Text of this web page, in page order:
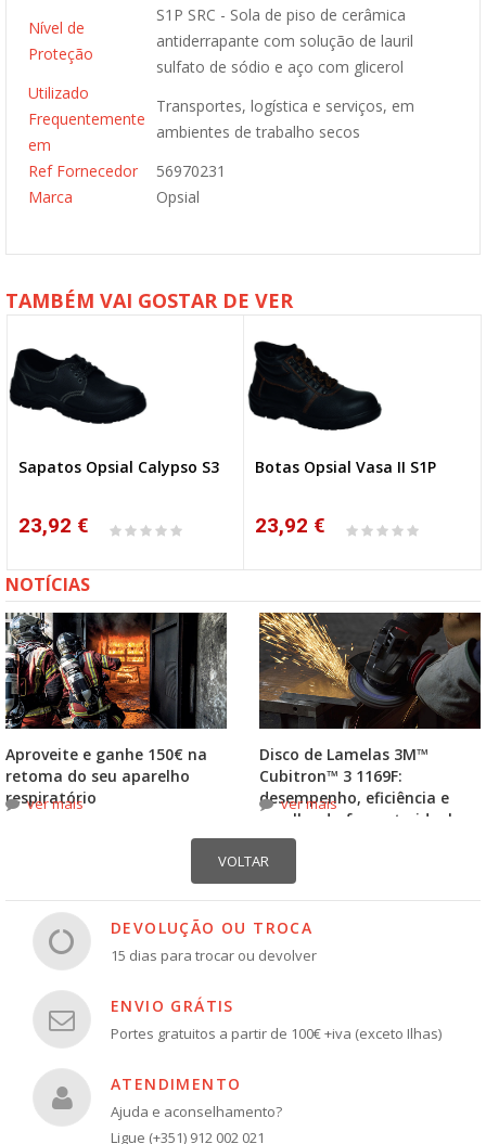
Nível de
Proteção
S1P SRC - Sola de piso de cerâmica
antiderrapante com solução de lauril
sulfato de sódio e aço com glicerol
Utilizado
Frequentemente
em
Transportes, logística e serviços, em
ambientes de trabalho secos
Ref Fornecedor
56970231
Marca
Opsial
TAMBÉM VAI GOSTAR DE VER
Sapatos Opsial Calypso S3
23,92 €
NOVO
Botas Opsial Vasa II S1P
23,92 €
NOTÍCIAS
Aproveite e ganhe 150€ na
retoma do seu aparelho
respiratório
ver mais
Disco de Lamelas 3M™
Cubitron™ 3 1169F:
desempenho, eficiência e
escolha do formato ideal
ver mais
DEVOLUÇÃO OU TROCA
15 dias para trocar ou devolver
ENVIO GRÁTIS
Portes gratuitos a partir de 100€ +iva (exceto Ilhas)
ATENDIMENTO
Ajuda e aconselhamento?
Ligue (+351) 912 002 021